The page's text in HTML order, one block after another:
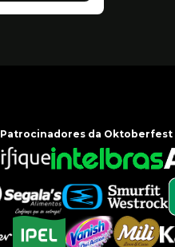
Patrocinadores da Oktoberfest